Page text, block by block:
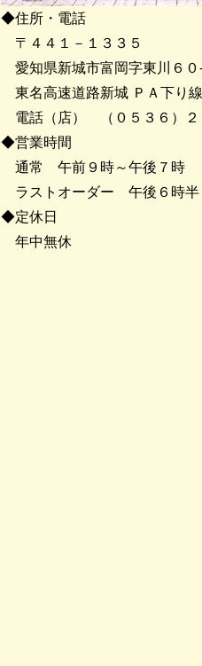
◆住所・電話
〒４４１－１３３５
愛知県新城市富岡字東川６０
東名高速道路新城 ＰＡ下り
電話（店） （０５３６）２
◆営業時間
通常 午前９時～午後７時
ラストオーダー 午後６時半
◆定休日
年中無休